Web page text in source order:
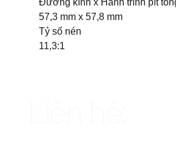
Đường kính x Hành trình pít
57,3 mm x 57,8 mm
Tỷ số nén
11,3:1